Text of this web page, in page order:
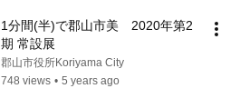
1分間(半)で郡山市美　2020年第2
期 常設展
郡山市役所Koriyama City
748 views • 5 years ago